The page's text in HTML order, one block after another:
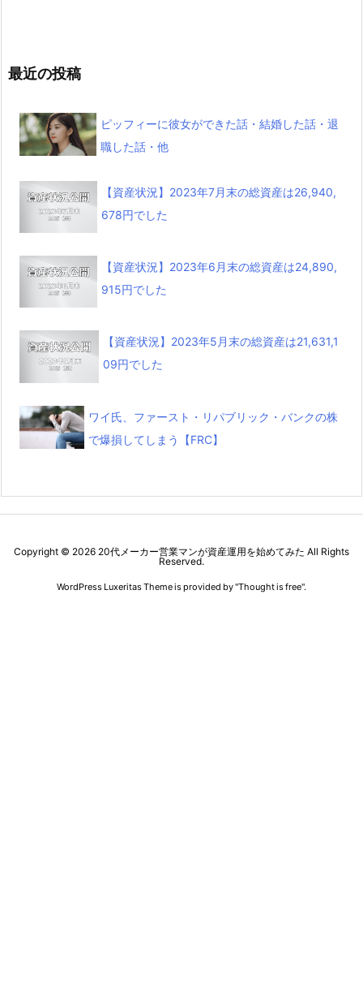
最近の投稿
ピッフィーに彼女ができた話・結婚した話・退
職した話・他
【資産状況】2023年7月末の総資産は26,940,
678円でした
【資産状況】2023年6月末の総資産は24,890,
915円でした
【資産状況】2023年5月末の総資産は21,631,1
09円でした
ワイ氏、ファースト・リパブリック・バンクの株
で爆損してしまう【FRC】
Copyright © 2026 20代メーカー営業マンが資産運用を始めてみた All Rights
Reserved.
WordPress Luxeritas Theme is provided by "Thought is free".